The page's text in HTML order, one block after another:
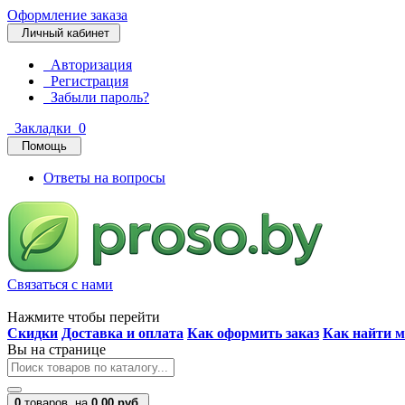
Оформление заказа
Личный кабинет
Авторизация
Регистрация
Забыли пароль?
Закладки 0
Помощь
Ответы на вопросы
Связаться с нами
Нажмите чтобы перейти
Скидки Доставка и оплата Как оформить заказ Как найти
Вы на странице